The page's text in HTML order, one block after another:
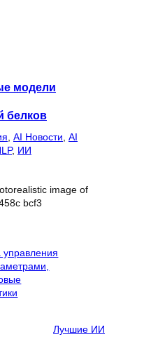
модели
белков
AI Новости AI
, ИИ
Лучшие ИИ